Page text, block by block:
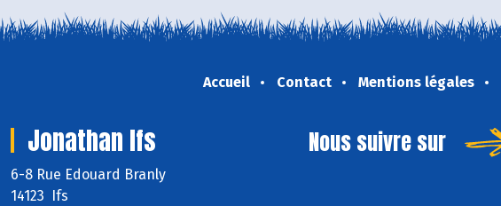
Accueil Contact Mentions légales
Jonathan Ifs
6-8 Rue Edouard Branly
14123 Ifs
Nous suivre sur